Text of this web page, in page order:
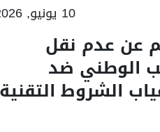
10 يونيو, 2026
عن عدم نقل
الوطني ضد
الشروط